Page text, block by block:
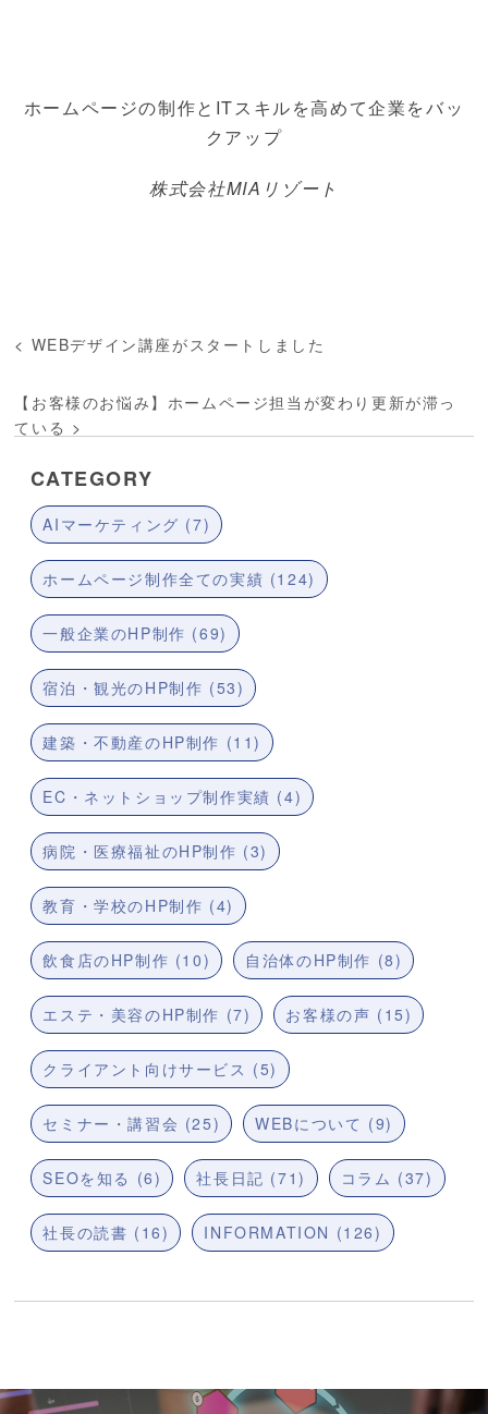
ホームページの制作とITスキルを高めて企業をバッ
クアップ
株式会社MIAリゾート
< WEBデザイン講座がスタートしました
【お客様のお悩み】ホームページ担当が変わり更新が滞っ
ている >
CATEGORY
AIマーケティング (7)
ホームページ制作全ての実績 (124)
一般企業のHP制作 (69)
宿泊・観光のHP制作 (53)
建築・不動産のHP制作 (11)
EC・ネットショップ制作実績 (4)
病院・医療福祉のHP制作 (3)
教育・学校のHP制作 (4)
飲食店のHP制作 (10) 自治体のHP制作 (8)
エステ・美容のHP制作 (7) お客様の声 (15)
クライアント向けサービス (5)
セミナー・講習会 (25) WEBについて (9)
SEOを知る (6) 社長日記 (71) コラム (37)
社長の読書 (16) INFORMATION (126)